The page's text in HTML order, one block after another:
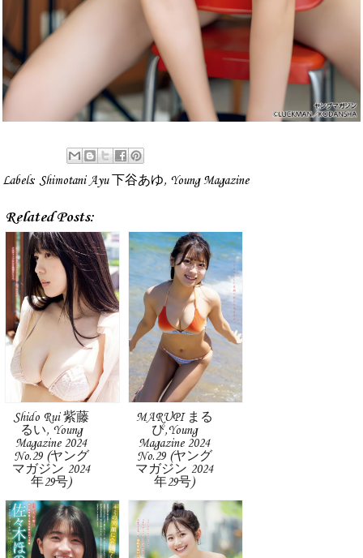
Labels: Shimotani Ayu 下谷あゆ, Young Magazine
Related Posts:
Shido Rui 紫藤
るい, Young
Magazine 2024
No.29 (ヤング
マガジン 2024
年29号)
MARUPI まる
ぴ,Young
Magazine 2024
No.29 (ヤング
マガジン 2024
年29号)